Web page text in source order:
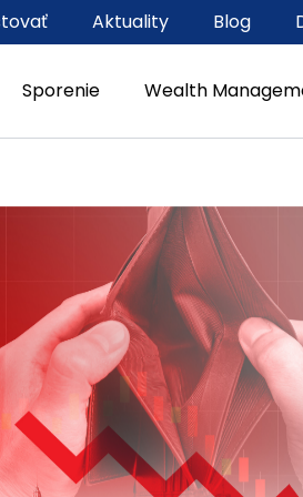
Sporenie Wealth
Aktuality Blog